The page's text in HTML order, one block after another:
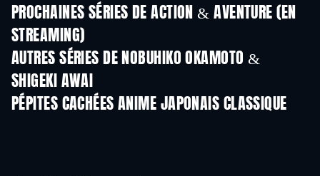
PROCHAINES SÉRIES DE ACTION & AVENTURE (EN
STREAMING)Saison 2
AUTRES SÉRIES DE NOBUHIKO OKAMOTO &
SHIGEKI AWAI
PÉPITES CACHÉES ANIME JAPONAIS CLASSIQUE
Série Série